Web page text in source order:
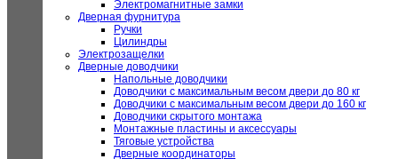
Электромагнитные замки
Дверная фурнитура
Ручки
Цилиндры
Электрозащелки
Дверные доводчики
Напольные доводчики
Доводчики с максимальным весом двери до 80 кг
Доводчики с максимальным весом двери до 160 кг
Доводчики скрытого монтажа
Монтажные пластины и аксессуары
Тяговые устройства
Дверные координаторы